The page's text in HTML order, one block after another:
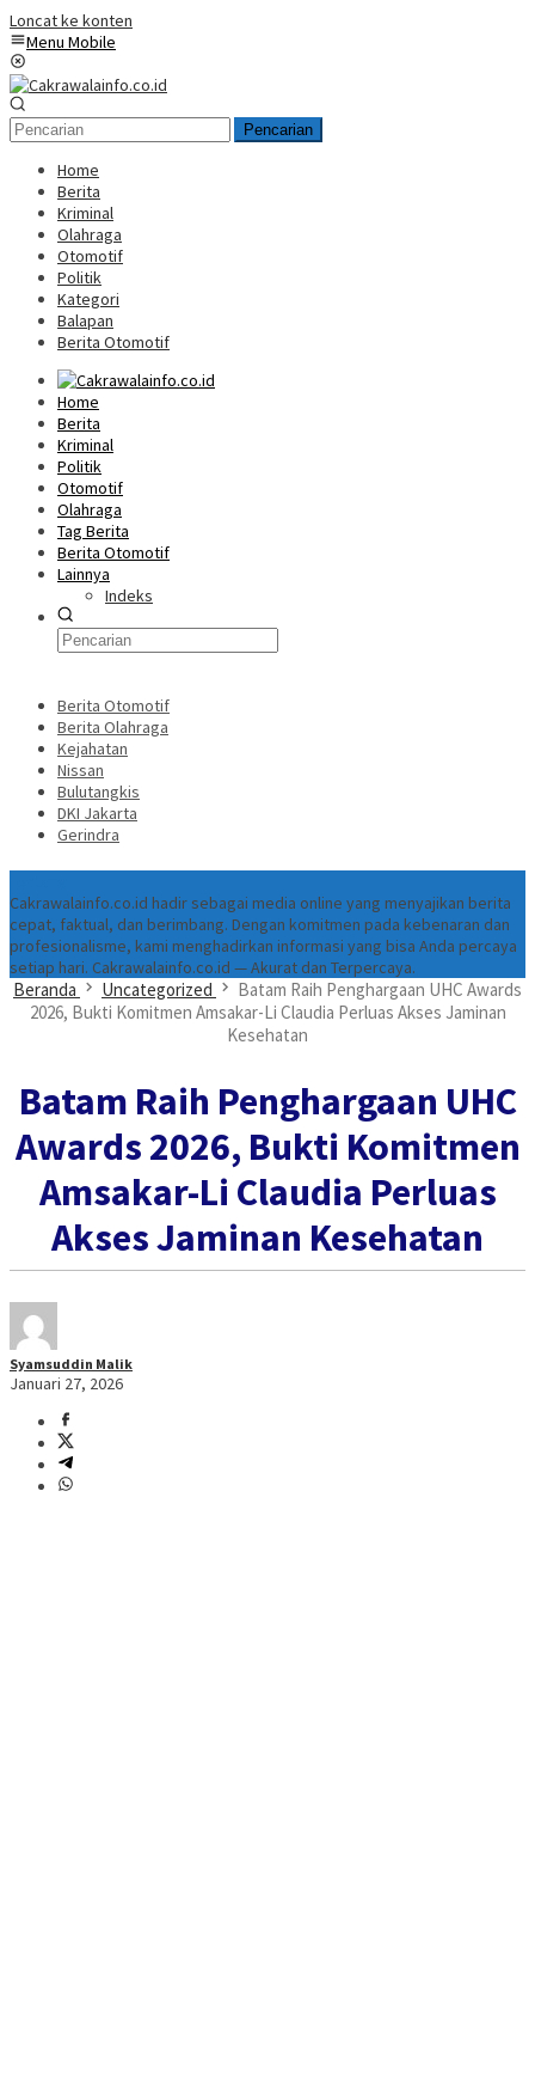
Loncat ke konten
Menu Mobile
Pencarian
Home
Berita
Kriminal
Olahraga
Otomotif
Politik
Kategori
Balapan
Berita Otomotif
Home
Berita
Kriminal
Politik
Otomotif
Olahraga
Tag Berita
Berita Otomotif
Lainnya
Indeks
Berita Otomotif
Berita Olahraga
Kejahatan
Nissan
Bulutangkis
DKI Jakarta
Gerindra
Cakrawalainfo.co.id hadir sebagai media online yang menyajikan berita
cepat, faktual, dan berimbang. Dengan komitmen pada kebenaran dan
profesionalisme, kami menghadirkan informasi yang bisa Anda percaya
setiap hari. Cakrawalainfo.co.id — Akurat dan Terpercaya.
Beranda Uncategorized
Batam Raih Penghargaan UHC Awards
2026, Bukti Komitmen Amsakar-Li Claudia Perluas Akses Jaminan
Kesehatan
Batam Raih Penghargaan UHC
Awards 2026, Bukti Komitmen
Amsakar-Li Claudia Perluas
Akses Jaminan Kesehatan
Syamsuddin Malik
Januari 27, 2026